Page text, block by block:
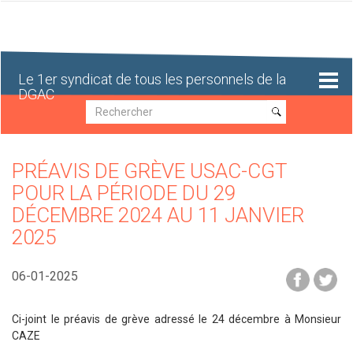
Le 1er syndicat de tous les personnels de la
DGAC
Recherche
Recherche
PRÉAVIS DE GRÈVE USAC-CGT
POUR LA PÉRIODE DU 29
DÉCEMBRE 2024 AU 11 JANVIER
2025
06-01-2025
Ci-joint le préavis de grève adressé le 24 décembre à Monsieur
CAZE